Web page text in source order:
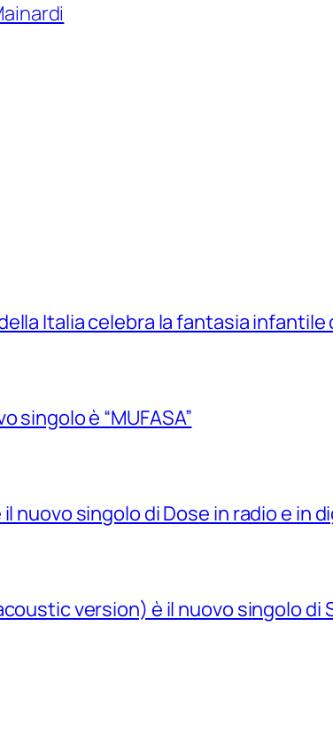
Italia celebra la fantasia infantile
singolo è “MUFASA”
il nuovo singolo di Dose in radio e in
version) è il nuovo singolo di